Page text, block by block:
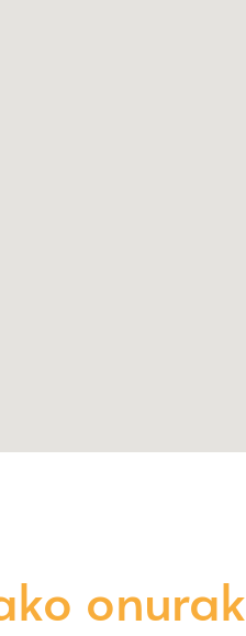
onurak